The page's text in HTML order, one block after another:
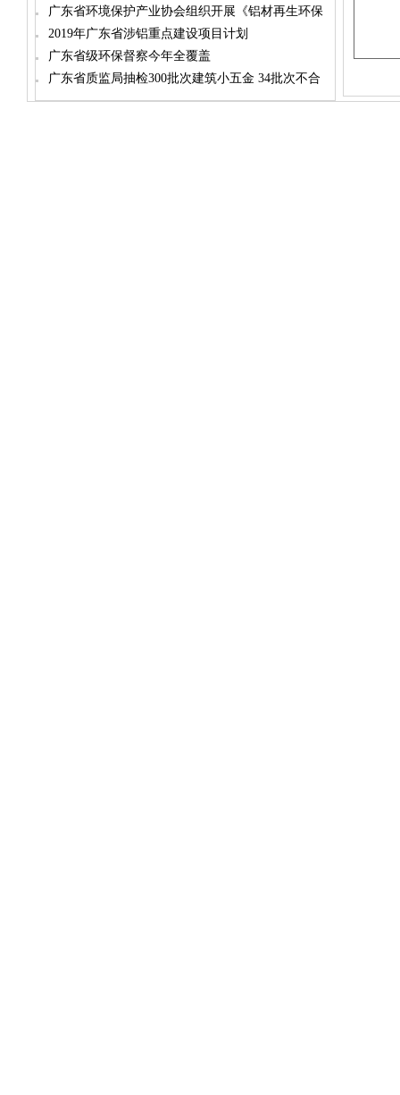
在广亚举行
广东省环境保护产业协会组织开展《铝材再生环保
抛光液》企业标准专家评审会
2019年广东省涉铝重点建设项目计划
广东省级环保督察今年全覆盖
广东省质监局抽检300批次建筑小五金 34批次不合
格